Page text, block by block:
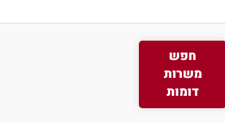
חפש
משרות
דומות